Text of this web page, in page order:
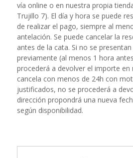
vía online o en nuestra propia
Trujillo 7). El día y hora se puede
de realizar el pago, siempre al
antelación. Se puede cancelar la
antes de la cata. Si no se
previamente (al menos 1 hora
procederá a devolver el importe en
cancela con menos de 24h con
justificados, no se procederá a
dirección propondrá una nueva
según disponibilidad.